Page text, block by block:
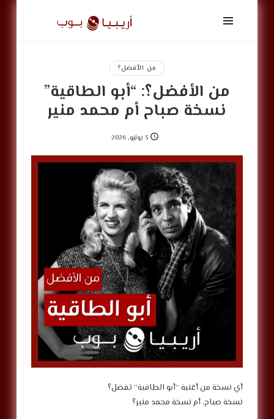
أريبيا
بوب
ArabiaPopمن الأفضل؟
من الأفضل؟: “أبو الطاقية”
نسخة صباح أم محمد منير
3 يوليو, 2026
أي نسخة من أغنية “أبو الطاقية” تفضل؟
نسخة صباح، أم نسخة محمد منير؟